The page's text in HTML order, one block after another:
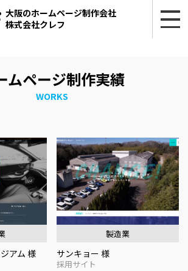
大阪のホームページ制作会社
株式会社クレフ
ムページ制作実績
WORKS
アム 様
製造業
サンキョー 様
採用サイト